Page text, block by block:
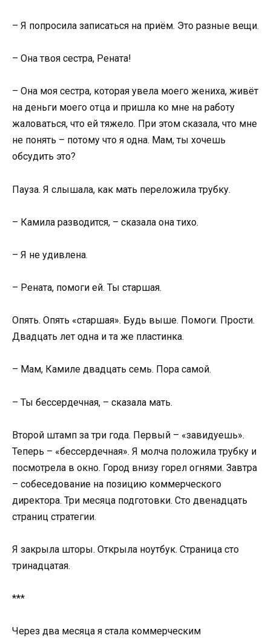
– Я попросила записаться на приём. Это разные вещи.
– Она твоя сестра, Рената!
– Она моя сестра, которая увела моего жениха, живёт
на деньги моего отца и пришла ко мне на работу
жаловаться, что ей тяжело. При этом сказала, что мне
не понять – потому что я одна. Мам, ты хочешь
обсудить это?
Пауза. Я слышала, как мать переложила трубку.
– Камила разводится, – сказала она тихо.
– Я не удивлена.
– Рената, помоги ей. Ты старшая.
Опять. Опять «старшая». Будь выше. Помоги. Прости.
Двадцать лет одна и та же пластинка.
– Мам, Камиле двадцать семь. Пора самой.
– Ты бессердечная, – сказала мать.
Второй штамп за три года. Первый – «завидуешь».
Теперь – «бессердечная». Я молча положила трубку и
посмотрела в окно. Город внизу горел огнями. Завтра
– собеседование на позицию коммерческого
директора. Три месяца подготовки. Сто двенадцать
страниц стратегии.
Я закрыла шторы. Открыла ноутбук. Страница сто
тринадцатая.
***
Через два месяца я стала коммерческим